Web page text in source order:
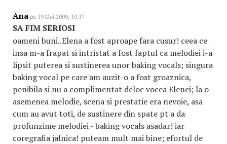
Ana pe 19 Mai 2009, 10:17
SA FIM SERIOSI
oameni buni..Elena a fost aproape fara cusur! ceea ce
insa m-a frapat si intristat a fost faptul ca melodiei i-a
lipsit puterea si sustinerea unor baking vocals; singura
baking vocal pe care am auzit-o a fost groaznica,
penibila si nu a complimentat deloc vocea Elenei; la o
asemenea melodie, scena si prestatie era nevoie, asa
cum au avut toti, de sustinere din spate pt a da
profunzime melodiei - baking vocals asadar! iar
coregrafia jalnica! puteam mult mai bine; efortul de